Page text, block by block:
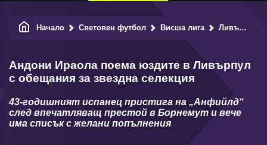
Начало Световен футбол Висша лига Ливърпул
Андони Ираола поема юздите в Ливърпул
с обещания за звездна селекция
43-годишният испанец пристига на „Анфийлд“
след впечатляващ престой в Борнемут и вече
има списък с желани попълнения